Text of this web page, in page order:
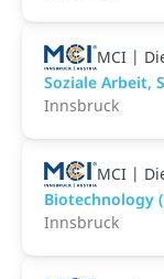
MCI |
Soziale Arbeit,
Innsbruck
MCI |
Biotechnology
Innsbruck